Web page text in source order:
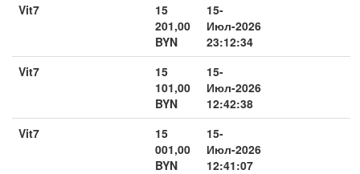
Vit7
15
201,00
BYN
15-
Июл-2026
23:12:34
Vit7
15
101,00
BYN
15-
Июл-2026
12:42:38
Vit7
15
001,00
BYN
15-
Июл-2026
12:41:07